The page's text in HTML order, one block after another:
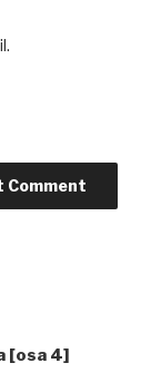
[osa 4]